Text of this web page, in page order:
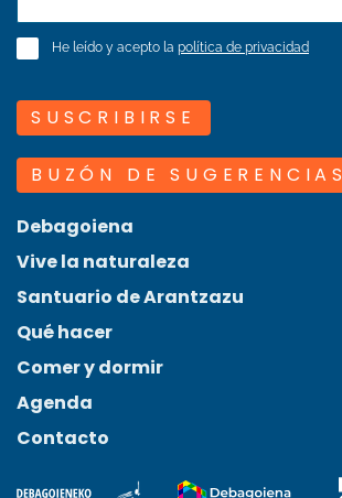
He leído y acepto la política de privacidad
SUSCRIBIRSE
BUZÓN DE SUGERENCIAS
Debagoiena
Vive la naturaleza
Santuario de Arantzazu
Qué hacer
Comer y dormir
Agenda
Contacto